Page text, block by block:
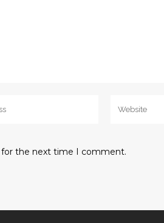
for the next time I comment.